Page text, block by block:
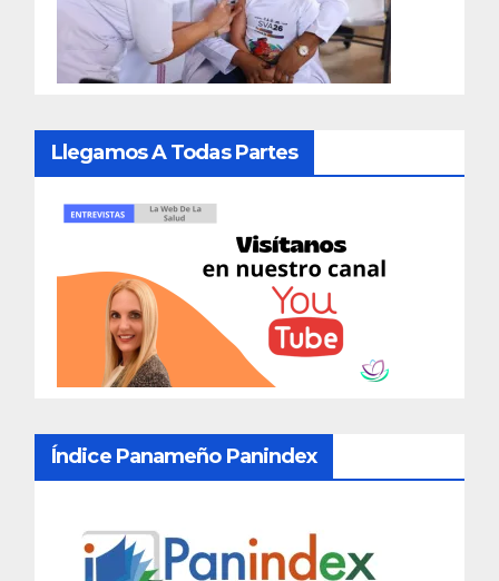
Llegamos A Todas Partes
Índice Panameño Panindex